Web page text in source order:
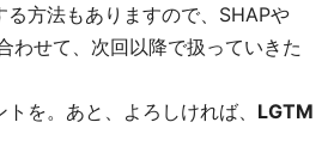
る方法もありますので、SHAPや
わせて、次回以降で扱っていきた
を。あと、よろしければ、 LGTM